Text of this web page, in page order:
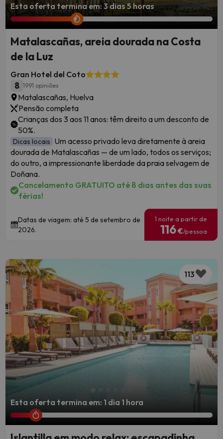
Esta oferta termina em: 3 dias 5 horas
Matalascañas, areia dourada na Costa
de la Luz
Gran Hotel del Coto
8 1991 opiniões
Matalascañas, Huelva
Pensão completa
Crianças dos 3 aos 11 anos: têm direito a um desconto de
50%.
Dicas locais Um acesso privado leva diretamente à areia
dourada de Matalascañas — de um lado, todos os serviços;
do outro, a impressionante liberdade da praia selvagem de
Doñana.
Cancelamento GRATUITO até 8 dias antes das suas
férias!
Datas de viagem: até 5 de setembro de
2026.
1 noite a partir de
116€/pessoa
113
Esta oferta termina em: 1 dia 1 hora